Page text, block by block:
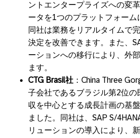
ントエンタープライズへの変
ータを1つのプラットフォーム
同社は業務をリアルタイムで
決定を改善できます。また、
ーションへの移行により、外
ます。
CTG Brasil社 ：China Three
子会社であるブラジル第2位の
収を中心とする成長計画の基
ました。同社は、SAP S/
リューションの導入により、